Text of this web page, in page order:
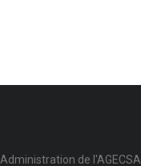
Administration de l'AGECSA